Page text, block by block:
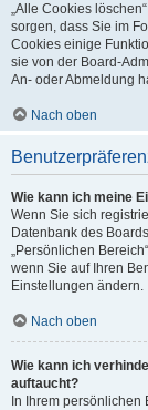
„Alle Cookies
sorgen, dass Sie im
Cookies einige
sie von der Board-
An- oder Abmeldung
Nach oben
Wie kann ich meine
Wenn Sie sich
Datenbank des
„Persönlichen
wenn Sie auf Ihren
Einstellungen ändern.
Nach oben
Wie kann ich
auftaucht?
In Ihrem